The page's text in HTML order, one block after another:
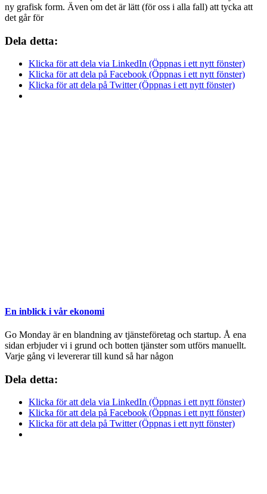
ny grafisk form. Även om det är lätt (för oss i alla fall) att tycka att
det går för
Dela detta:
Klicka för att dela via LinkedIn (Öppnas i ett nytt fönster)
Klicka för att dela på Facebook (Öppnas i ett nytt fönster)
Klicka för att dela på Twitter (Öppnas i ett nytt fönster)
En inblick i vår ekonomi
Go Monday är en blandning av tjänsteföretag och startup. Å ena
sidan erbjuder vi i grund och botten tjänster som utförs manuellt.
Varje gång vi levererar till kund så har någon
Dela detta:
Klicka för att dela via LinkedIn (Öppnas i ett nytt fönster)
Klicka för att dela på Facebook (Öppnas i ett nytt fönster)
Klicka för att dela på Twitter (Öppnas i ett nytt fönster)